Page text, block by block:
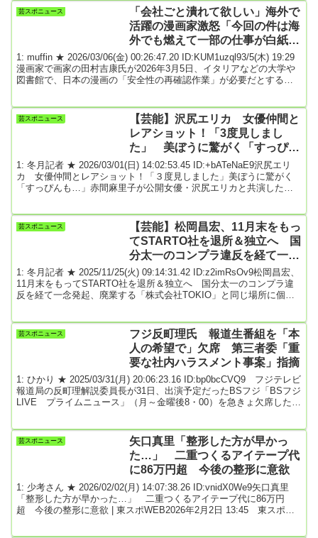
いで兵庫県警に逮捕されたことにコメントした。立花容疑者は今年1
月に亡くなった竹内英明元兵庫県議に対し、生前、死亡後も街頭演
芸スポニュース
「会社ごと潰れて欲しい」海外で
活躍の漫画家激怒「今回の件は海
外でも燃えて一部の仕事が白紙…
大迷惑」「マンガワン」問題に言
及か
1: muffin ★ 2026/03/06(金) 00:26:47.20 ID:KUM1uzql93/5(木) 19:29
漫画家で画家の田村吉康氏が2026年3月5日、イタリアなどの大学や
図書館で、日本の漫画の「安全性の再確認作業」が必要だとする意
の対象を明示しているわけではないが、小学館の漫画配信アプリ
「マンガワン」問題への意見として受け止められている。田村氏の
芸スポニュース
【芸能】沢尻エリカ 女優仲間と
レアショット！「3度見しまし
た」 美ぼうに驚がく「すっぴん
も…」
1: 冬月記者 ★ 2026/03/01(日) 14:02:53.45 ID:+bATeNaE9沢尻エリ
カ 女優仲間とレアショット！「３度見しました」美ぼうに驚がく
「すっぴんも…」赤間麻里子が公開女優・沢尻エリカと共演した女
更新。２月２７日に都内で行われた初日舞台あいさつを振り返り
「たくさんドレスお褒め頂きありがとうございます！嬉しい」と反
響に喜び「選んでくださったのはスタイリ...
芸スポニュース
【芸能】松岡昌宏、11月末をもっ
てSTARTO社を退所＆独立へ 国
分太一のコンプラ違反を経て一念
発起
1: 冬月記者 ★ 2025/11/25(火) 09:14:31.42 ID:z2imRsOv9松岡昌宏、
11月末をもってSTARTO社を退所＆独立へ 国分太一のコンプラ違
反を経て一念発起、廃業する「株式会社TOKIO」と同じ場所に個人
ある決断を下したという。故郷に思いをはせながら新天地へと踏み
出す彼の胸の内には、かつての仲間への“揺らがぬ愛”が刻まれていた
芸スポニュース
フジ反町理氏 報道生番組を「本
人の希望で」欠席 第三者委「重
要な社内ハラスメント事案」指摘
1: ひかり ★ 2025/03/31(月) 20:06:23.16 ID:bp0bcCVQ9 フジテレビ
報道局の反町理解説委員長が31日、出演予定だったBSフジ「BSフジ
LIVE プライムニュース」（月～金曜後8・00）を急きょ欠席した。
発する、同局の問題を調査した第三者委員会はこの日、調査報告を
発表。この中で、「重要な社内ハラスメント事案」として2つのケー
芸スポニュース
矢口真里「整形した方が早かっ
た…」 二重つくるアイテープ代
に86万円超 今後の整形に意欲
1: 少考さん ★ 2026/02/02(月) 14:07:38.26 ID:vnidX0We9矢口真里
「整形した方が早かった…」 二重つくるアイテープ代に86万円
超 今後の整形に意欲 | 東スポWEB2026年2月2日 13:45 東スポ